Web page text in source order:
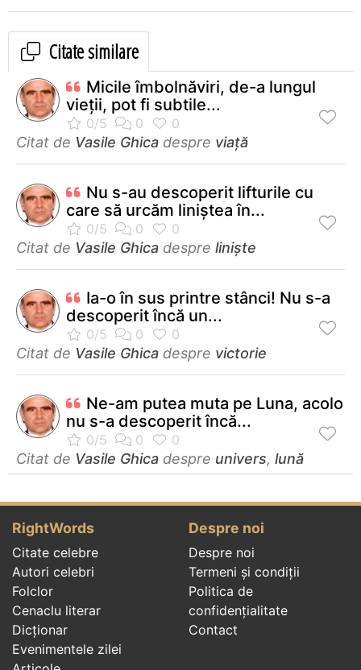
Citate similare
Micile îmbolnăviri, de-a lungul
vieţii, pot fi subtile...
Citat de Vasile Ghica despre viață
Nu s-au descoperit lifturile cu
care să urcăm liniştea în...
Citat de Vasile Ghica despre liniște
Ia-o în sus printre stânci! Nu s-a
descoperit încă un...
Citat de Vasile Ghica despre victorie
Ne-am putea muta pe Luna, acolo
nu s-a descoperit încă...
Citat de Vasile Ghica despre univers, lună
RightWords
Citate celebre
Autori celebri
Folclor
Cenaclu literar
Dicționar
Evenimentele zilei
Despre noi
Despre noi
Termeni și condiții
Politica de
confidenţialitate
Contact